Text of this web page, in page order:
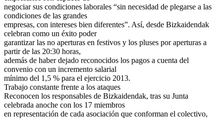
negociar sus condiciones laborales “sin necesidad de plegarse a las
condiciones de las grandes
empresas, con intereses bien diferentes”. Así, desde Bizkaidendak
celebran como un éxito poder
garantizar las no aperturas en festivos y los pluses por aperturas a
partir de las 20:30 horas,
además de haber dejado reconocidos los pagos a cuenta del
convenio con un incremento salarial
mínimo del 1,5 % para el ejercicio 2013.
Trabajo constante frente a los ataques
Reconocen los responsables de Bizkaidendak, tras su Junta
celebrada anoche con los 17 miembros
en representación de cada asociación que conforman el colectivo,